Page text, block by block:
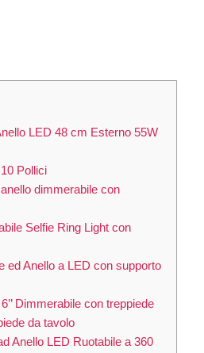
LED 48 cm Esterno 55W
Pollici
dimmerabile con
Selfie Ring Light con
ed Anello a LED con supporto
Dimmerabile con treppiede
da tavolo
Anello LED Ruotabile a 360